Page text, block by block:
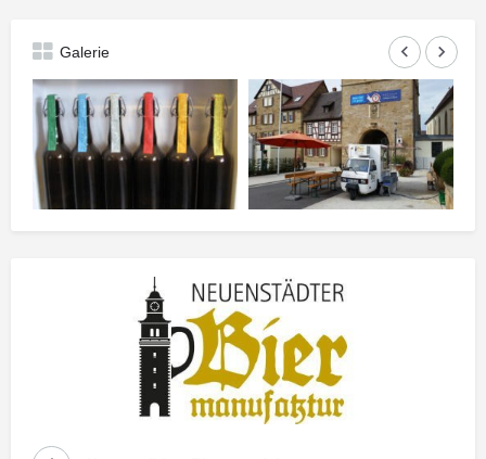
Galerie keyboard_arrow_left keyboard_arrow_right